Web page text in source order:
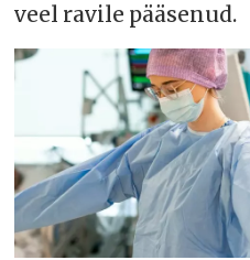
veel ravile pääsenud.